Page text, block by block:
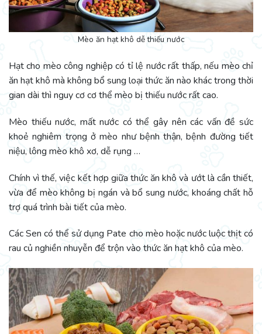
Mèo ăn hạt khô dễ thiếu nước
Hạt cho mèo công nghiệp có tỉ lệ nước rất thấp, nếu mèo chỉ
ăn hạt khô mà không bổ sung loại thức ăn nào khác trong thời
gian dài thì nguy cơ cơ thể mèo bị thiếu nước rất cao.
Mèo thiếu nước, mất nước có thể gây nên các vấn đề sức
khoẻ nghiêm trọng ở mèo như bệnh thận, bệnh đường tiết
niệu, lông mèo khô xơ, dễ rụng …
Chính vì thế, việc kết hợp giữa thức ăn khô và ướt là cần thiết,
vừa để mèo không bị ngán và bổ sung nước, khoáng chất hỗ
trợ quá trình bài tiết của mèo.
Các Sen có thể sử dụng Pate cho mèo hoặc nước luộc thịt có
rau củ nghiền nhuyễn để trộn vào thức ăn hạt khô của mèo.